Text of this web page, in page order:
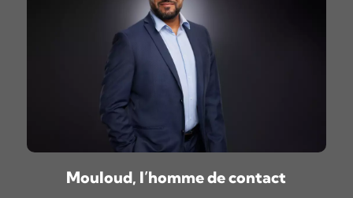
Mouloud, l’homme de contact